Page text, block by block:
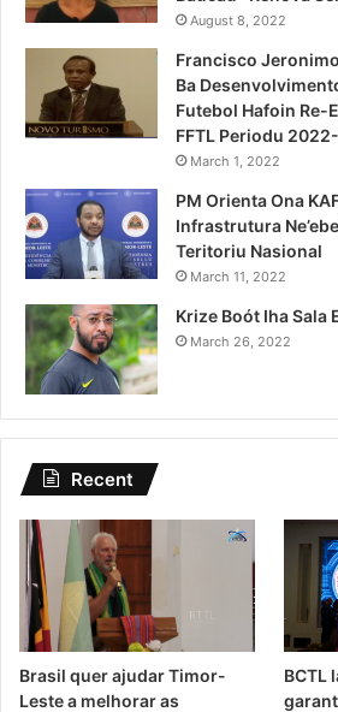
August 8, 2022
Francisco
Ba
Futebol Hafoin Re-
FFTL Periodu
March 1, 2022
PM Orienta Ona
Infrastrutura
Teritoriu Nasional
March 11, 2022
Krize Boót Iha Sala
March 26, 2022
Recent
Brasil quer ajudar Timor-
Leste a melhorar as
BCTL